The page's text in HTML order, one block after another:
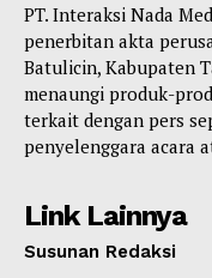
PT. Interaksi Nada
penerbitan akta
Batulicin, Kabupaten
menaungi produk-
terkait dengan pers
penyelenggara acara
Link Lainnya
Susunan Redaksi